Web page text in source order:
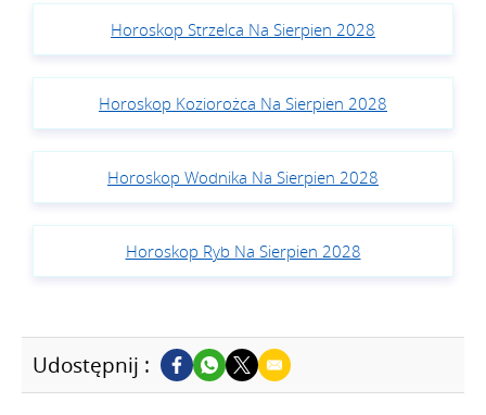
Horoskop Strzelca Na Sierpien 2028
Horoskop Koziorożca Na Sierpien 2028
Horoskop Wodnika Na Sierpien 2028
Horoskop Ryb Na Sierpien 2028
Udostępnij :